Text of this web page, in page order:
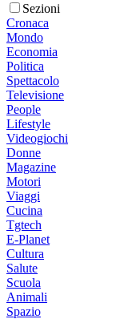
Sezioni
Cronaca
Mondo
Economia
Politica
Spettacolo
Televisione
People
Lifestyle
Videogiochi
Donne
Magazine
Motori
Viaggi
Cucina
Tgtech
E-Planet
Cultura
Salute
Scuola
Animali
Spazio